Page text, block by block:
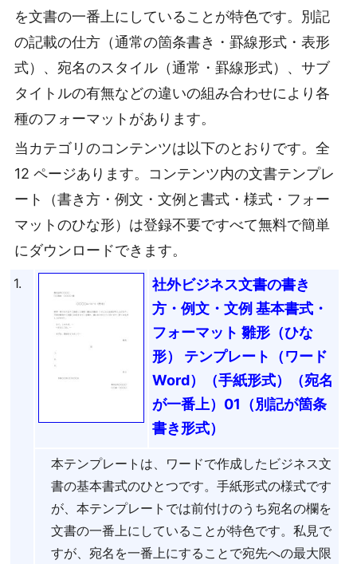
を文書の一番上にしていることが特色です。別記
の記載の仕方（通常の箇条書き・罫線形式・表形
式）、宛名のスタイル（通常・罫線形式）、サブ
タイトルの有無などの違いの組み合わせにより各
種のフォーマットがあります。
当カテゴリのコンテンツは以下のとおりです。全
12 ページあります。コンテンツ内の文書テンプレ
ート（書き方・例文・文例と書式・様式・フォー
マットのひな形）は登録不要ですべて無料で簡単
にダウンロードできます。
1.
社外ビジネス文書の書き
方・例文・文例 基本書式・
フォーマット 雛形（ひな
形） テンプレート（ワード
Word）（手紙形式）（宛名
が一番上）01（別記が箇条
書き形式）
本テンプレートは、ワードで作成したビジネス文
書の基本書式のひとつです。手紙形式の様式です
が、本テンプレートでは前付けのうち宛名の欄を
文書の一番上にしていることが特色です。私見で
すが、宛名を一番上にすることで宛先への最大限